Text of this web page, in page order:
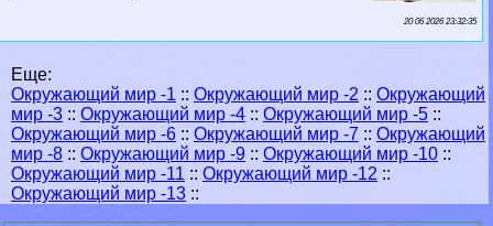
20 06 2026 23:32:35
Еще:
Окружающий мир -1 :: Окружающий мир -2 :: Окружающий
мир -3 :: Окружающий мир -4 :: Окружающий мир -5 ::
Окружающий мир -6 :: Окружающий мир -7 :: Окружающий
мир -8 :: Окружающий мир -9 :: Окружающий мир -10 ::
Окружающий мир -11 :: Окружающий мир -12 ::
Окружающий мир -13 ::